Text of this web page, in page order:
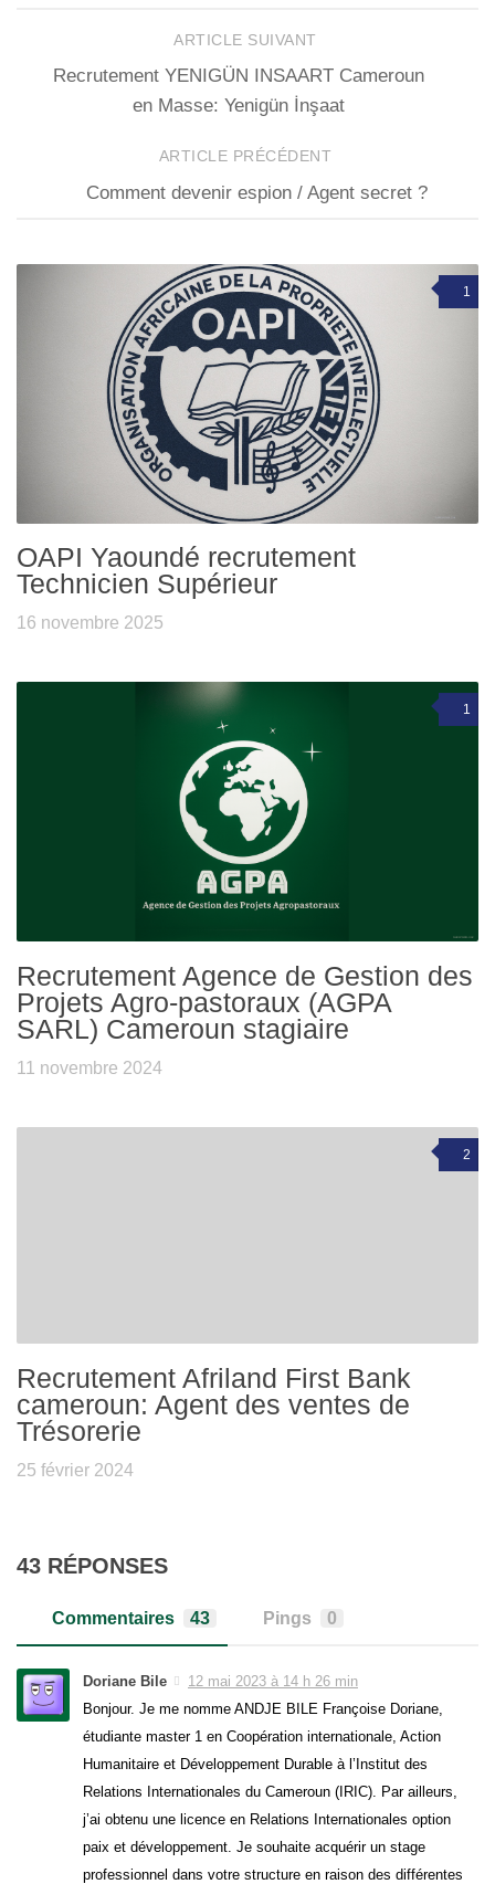
ARTICLE SUIVANT
Recrutement YENIGÜN INSAART Cameroun
en Masse: Yenigün İnşaat
ARTICLE PRÉCÉDENT
Comment devenir espion / Agent secret ?
1
OAPI Yaoundé recrutement
Technicien Supérieur
16 novembre 2025
1
Recrutement Agence de Gestion des
Projets Agro-pastoraux (AGPA
SARL) Cameroun stagiaire
11 novembre 2024
2
Recrutement Afriland First Bank
cameroun: Agent des ventes de
Trésorerie
25 février 2024
43 RÉPONSES
Commentaires 43 Pings 0
Doriane Bile
12 mai 2023 à 14 h 26 min
Bonjour. Je me nomme ANDJE BILE Françoise Doriane,
étudiante master 1 en Coopération internationale, Action
Humanitaire et Développement Durable à l’Institut des
Relations Internationales du Cameroun (IRIC). Par ailleurs,
j’ai obtenu une licence en Relations Internationales option
paix et développement. Je souhaite acquérir un stage
professionnel dans votre structure en raison des différentes